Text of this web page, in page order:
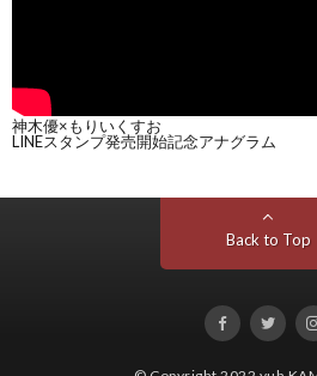
神木優×もりいくすお
LINEスタンプ発売開始記念アナグラム
Back to Top